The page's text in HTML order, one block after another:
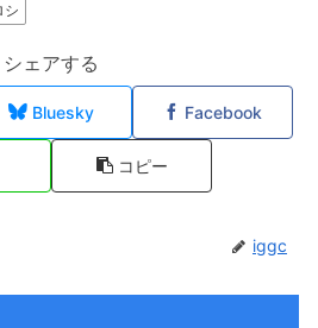
シ
シェアする
Bluesky Facebook
コピー
iggc